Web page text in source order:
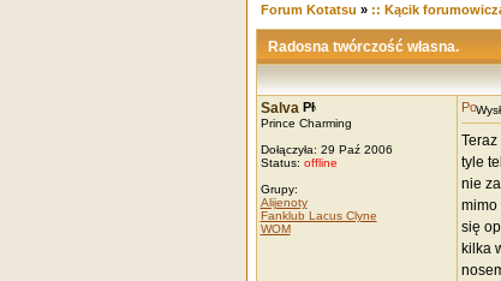
Forum Kotatsu » :: Kącik
Radosna twórczość własna.
Salva
Prince Charming
Dołączyła: 29 Paź 2006
Status: offline
Grupy:
Alijenoty
Fanklub Lacus Clyne
WOM
tyle
nie
mimo
się
kilka